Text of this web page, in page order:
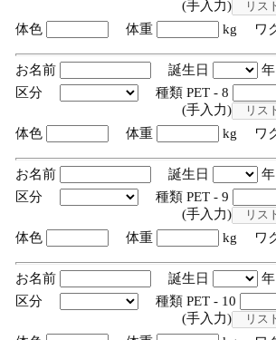
(手入力)
体色
体重 kg ワ
お名前 誕生日
区分
種類 PET - 8
(手入力)
体色
体重 kg ワ
お名前 誕生日
区分
種類 PET - 9
(手入力)
体色
体重 kg ワ
お名前 誕生日
区分
種類 PET - 10
(手入力)